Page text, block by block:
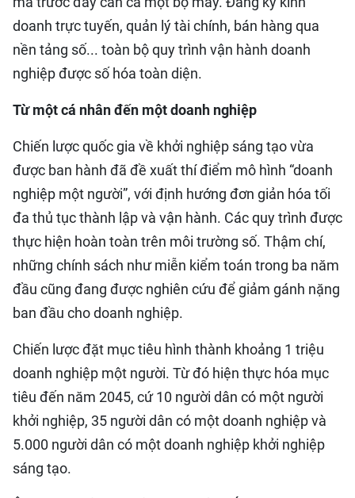
doanh trực tuyến, quản lý tài chính, bán hàng qua
nền tảng số... toàn bộ quy trình vận hành doanh
nghiệp được số hóa toàn diện.
Từ một cá nhân đến một doanh nghiệp
Chiến lược quốc gia về khởi nghiệp sáng tạo vừa
được ban hành đã đề xuất thí điểm mô hình “doanh
nghiệp một người”, với định hướng đơn giản hóa tối
đa thủ tục thành lập và vận hành. Các quy trình được
thực hiện hoàn toàn trên môi trường số. Thậm chí,
những chính sách như miễn kiểm toán trong ba năm
đầu cũng đang được nghiên cứu để giảm gánh nặng
ban đầu cho doanh nghiệp.
Chiến lược đặt mục tiêu hình thành khoảng 1 triệu
doanh nghiệp một người. Từ đó hiện thực hóa mục
tiêu đến năm 2045, cứ 10 người dân có một người
khởi nghiệp, 35 người dân có một doanh nghiệp và
5.000 người dân có một doanh nghiệp khởi nghiệp
sáng tạo.